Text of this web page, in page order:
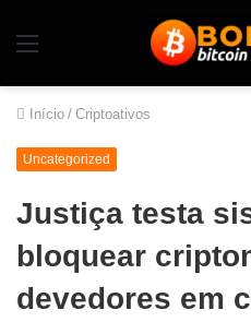
Início / Criptoativos
Uncategorized
Justiça testa
bloquear
devedores em